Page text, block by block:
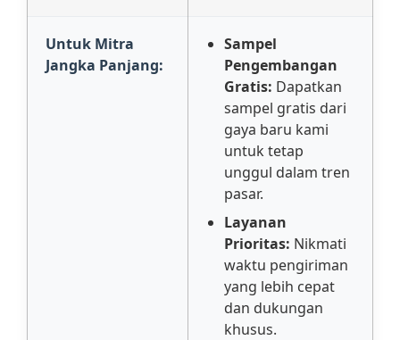
Untuk Mitra
Jangka Panjang:
Sampel
Pengembangan
Gratis: Dapatkan
sampel gratis dari
gaya baru kami
untuk tetap
unggul dalam tren
pasar.
Layanan
Prioritas: Nikmati
waktu pengiriman
yang lebih cepat
dan dukungan
khusus.